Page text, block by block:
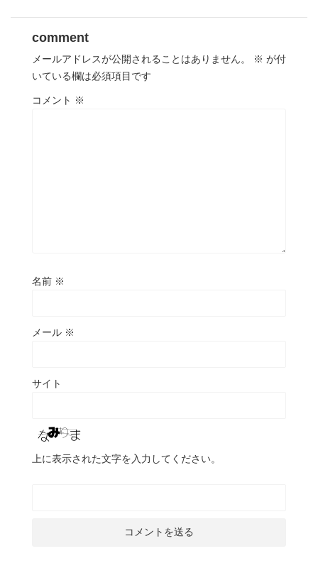
comment
メールアドレスが公開されることはありません。 ※ が付
いている欄は必須項目です
コメント ※
名前 ※
メール ※
サイト
上に表示された文字を入力してください。